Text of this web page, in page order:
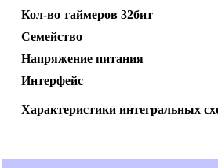
Кол-во таймеров 32бит
Семейство
Напряжение питания
Интерфейс
Характеристики интегральных